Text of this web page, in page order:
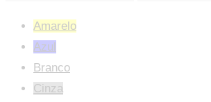
Amarelo
Azul
Branco
Cinza